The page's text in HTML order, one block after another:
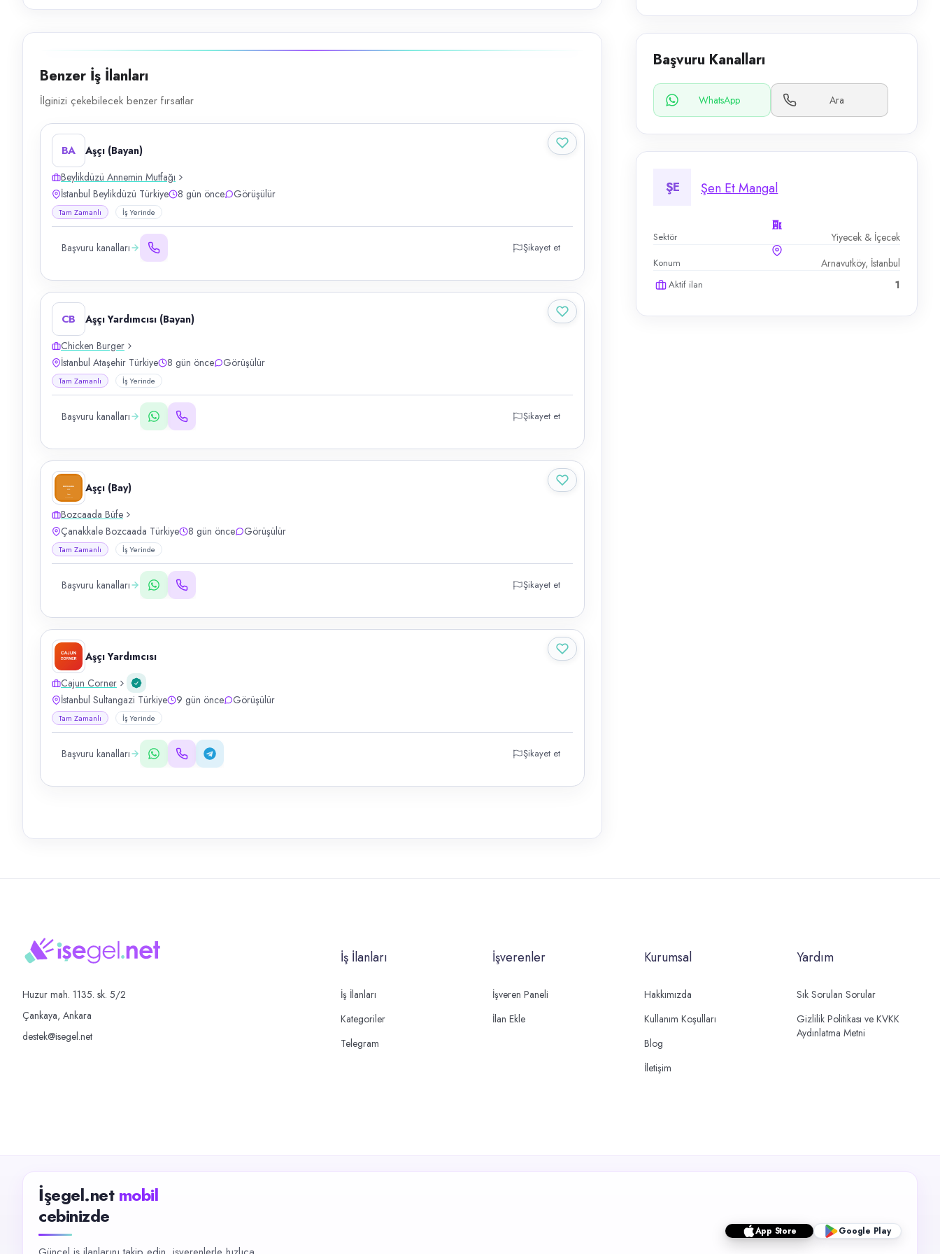
Başvuru Kanalları
WhatsApp Ara
ŞE Şen Et Mangal
Sektör Yiyecek & İçecek
Konum Arnavutköy, İstanbul
Aktif ilan 1
Benzer İş İlanları
İlginizi çekebilecek benzer fırsatlar
BA
Aşçı (Bayan)
Beylikdüzü Annemin Mutfağı
İstanbul Beylikdüzü Türkiye
8 gün önce Görüşülür
Tam Zamanlı İş Yerinde
Başvuru kanalları Şikayet et
CB
Aşçı Yardımcısı (Bayan)
Chicken Burger
İstanbul Ataşehir Türkiye
8 gün önce Görüşülür
Tam Zamanlı İş Yerinde
Başvuru kanalları Şikayet et
Aşçı (Bay)
Bozcaada Büfe
Çanakkale Bozcaada Türkiye
8 gün önce Görüşülür
Tam Zamanlı İş Yerinde
Başvuru kanalları Şikayet et
Aşçı Yardımcısı
Cajun Corner
İstanbul Sultangazi Türkiye
9 gün önce Görüşülür
Tam Zamanlı İş Yerinde
Başvuru kanalları Şikayet et
Huzur mah. 1135. sk. 5/2
Çankaya, Ankara
destek@isegel.net
İş İlanları
İş İlanları
Kategoriler
Telegram
İşverenler
İşveren Paneli
İlan Ekle
Kurumsal
Hakkımızda
Kullanım Koşulları
Blog
İletişim
Yardım
Sık Sorulan Sorular
Gizlilik Politikası ve KVKK
Aydınlatma Metni
İşegel.net mobil
cebinizde
App Store Google Play